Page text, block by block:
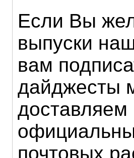
Если Вы
выпуски
вам
дайджесты
доставляем
почтовых